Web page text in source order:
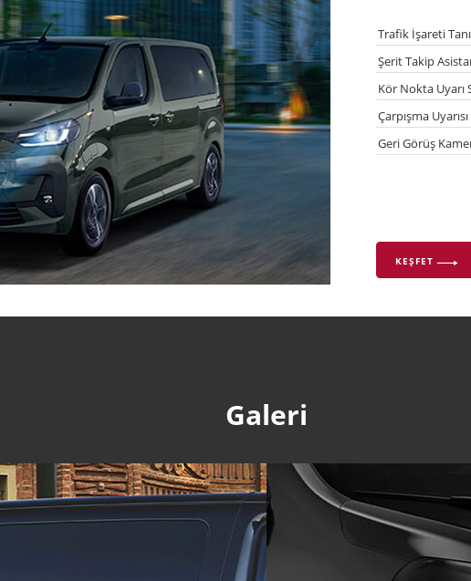
Trafik İşareti
Şerit Takip
Kör Nokta Uyarı
Çarpışma
Geri Görüş
KEŞFET
Galeri